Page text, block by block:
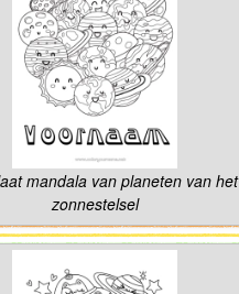
mandala van planeten van het
zonnestelsel